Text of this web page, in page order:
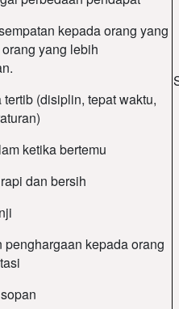
kepada orang yang
yang lebih
tertib (disiplin, tepat waktu,
ketika bertemu
dan bersih
penghargaan kepada orang